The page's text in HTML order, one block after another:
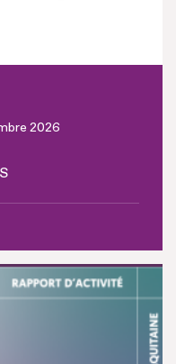
2026